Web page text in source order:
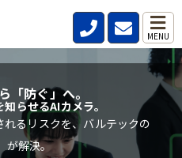
MENU
「防ぐ」へ。
らせるAIカメラ。
るリスクを、バルテックの
が解決。